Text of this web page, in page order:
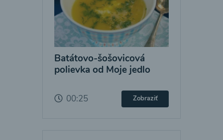
Batátovo-šošovicová
polievka od Moje jedlo
00:25 Zobraziť